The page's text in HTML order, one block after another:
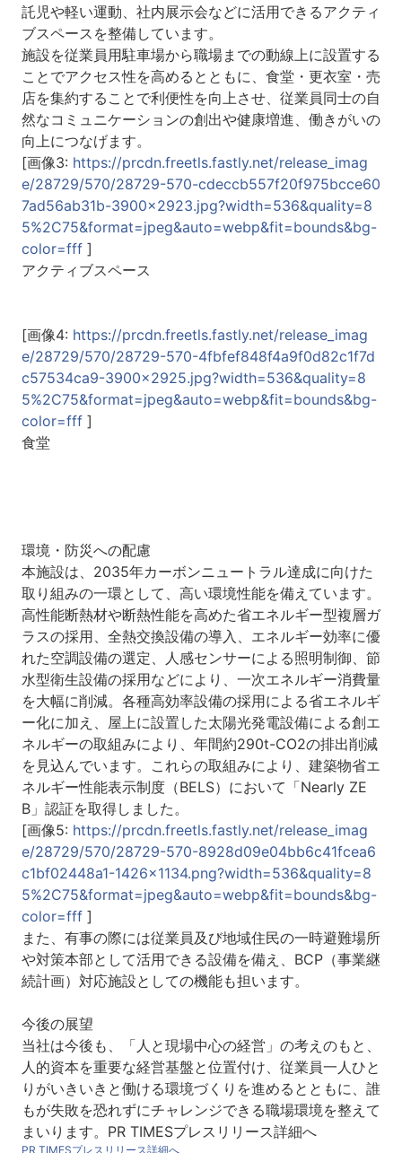
託児や軽い運動、社内展示会などに活用できるアクティ
ブスペースを整備しています。
施設を従業員用駐車場から職場までの動線上に設置する
ことでアクセス性を高めるとともに、食堂・更衣室・売
店を集約することで利便性を向上させ、従業員同士の自
然なコミュニケーションの創出や健康増進、働きがいの
向上につなげます。
[画像3: https://prcdn.freetls.fastly.net/release_imag
e/28729/570/28729-570-cdeccb557f20f975bcce60
7ad56ab31b-3900x2923.jpg?width=536&quality=8
5%2C75&format=jpeg&auto=webp&fit=bounds&bg-
color=fff]
アクティブスペース
[画像4: https://prcdn.freetls.fastly.net/release_imag
e/28729/570/28729-570-4fbfef848f4a9f0d82c1f7d
c57534ca9-3900x2925.jpg?width=536&quality=8
5%2C75&format=jpeg&auto=webp&fit=bounds&bg-
color=fff]
食堂
環境・防災への配慮
本施設は、2035年カーボンニュートラル達成に向けた
取り組みの一環として、高い環境性能を備えています。
高性能断熱材や断熱性能を高めた省エネルギー型複層ガ
ラスの採用、全熱交換設備の導入、エネルギー効率に優
れた空調設備の選定、人感センサーによる照明制御、節
水型衛生設備の採用などにより、一次エネルギー消費量
を大幅に削減。各種高効率設備の採用による省エネルギ
ー化に加え、屋上に設置した太陽光発電設備による創エ
ネルギーの取組みにより、年間約290t-CO2の排出削減
を見込んでいます。これらの取組みにより、建築物省エ
ネルギー性能表示制度（BELS）において「Nearly ZE
B」認証を取得しました。
[画像5: https://prcdn.freetls.fastly.net/release_imag
e/28729/570/28729-570-8928d09e04bb6c41fcea6
c1bf02448a1-1426x1134.png?width=536&quality=8
5%2C75&format=jpeg&auto=webp&fit=bounds&bg-
color=fff]
また、有事の際には従業員及び地域住民の一時避難場所
や対策本部として活用できる設備を備え、BCP（事業継
続計画）対応施設としての機能も担います。
今後の展望
当社は今後も、「人と現場中心の経営」の考えのもと、
人的資本を重要な経営基盤と位置付け、従業員一人ひと
りがいきいきと働ける環境づくりを進めるとともに、誰
もが失敗を恐れずにチャレンジできる職場環境を整えて
まいります。PR TIMESプレスリリース詳細へ
PR TIMESプレスリリース詳細へ